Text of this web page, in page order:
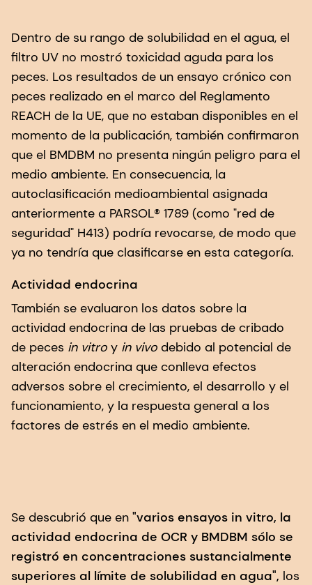
Dentro de su rango de solubilidad en el agua, el
filtro UV no mostró toxicidad aguda para los
peces. Los resultados de un ensayo crónico con
peces realizado en el marco del Reglamento
REACH de la UE, que no estaban disponibles en el
momento de la publicación, también confirmaron
que el BMDBM no presenta ningún peligro para el
medio ambiente. En consecuencia, la
autoclasificación medioambiental asignada
anteriormente a PARSOL® 1789 (como "red de
seguridad" H413) podría revocarse, de modo que
ya no tendría que clasificarse en esta categoría.
Actividad endocrina
También se evaluaron los datos sobre la
actividad endocrina de las pruebas de cribado
de peces in vitro y in vivo debido al potencial de
alteración endocrina que conlleva efectos
adversos sobre el crecimiento, el desarrollo y el
funcionamiento, y la respuesta general a los
factores de estrés en el medio ambiente.
Se descubrió que en "varios ensayos in vitro, la
actividad endocrina de OCR y BMDBM sólo se
registró en concentraciones sustancialmente
superiores al límite de solubilidad en agua", los